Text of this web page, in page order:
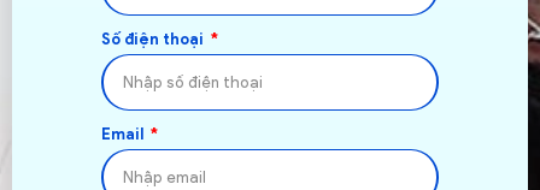
Số điện thoại
Email